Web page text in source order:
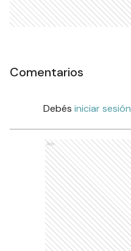
Comentarios
Debés iniciar sesión
Ads